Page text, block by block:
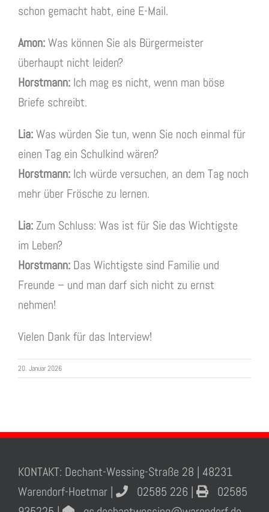
schon gemacht habt, eine E-Mail.
Amon:Was können Sie als Bürgermeister
überhaupt nicht leiden?
Horstmann: Ich mag es nicht, wenn man böse
Briefe schreibt.
Lia:Was würden Sie tun, wenn Sie noch einmal für
einen Tag ein Schulkind wären?
Horstmann: Ich würde versuchen, an dem Tag noch
mehr über Frösche zu lernen.
Lia: Zum Schluss: Was ist für Sie das Wichtigste
im Leben?
Horstmann: Das Wichtigste sind Familie und
Freunde – und man darf sich nicht zu ernst
nehmen!
Vielen Dank für das Interview!
20. Januar 2026
KONTAKT: Dechant-Wessing-Straße 28 | 48231
Warendorf-Hoetmar |
02585 226 |
02585